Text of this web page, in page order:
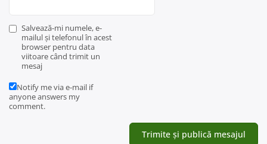
Salvează-mi numele, e-
mailul și telefonul în acest
browser pentru data
viitoare când trimit un
mesaj
Notify me via e-mail if
anyone answers my
comment.